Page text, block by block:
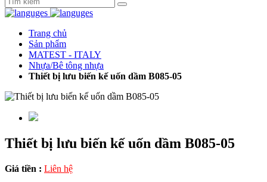
Trang chủ
Sản phẩm
MATEST - ITALY
Nhựa/Bê tông nhựa
Thiết bị lưu biến kế uốn dầm B085-05
Thiết bị lưu biến kế uốn dầm B085-05
Giá tiền : Liên hệ